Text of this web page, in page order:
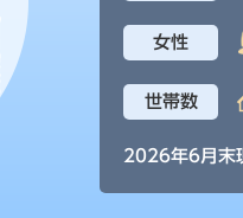
女性
世帯数
2026年6月末